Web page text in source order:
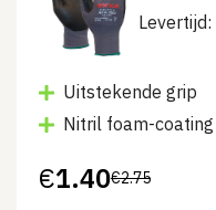
Levertijd:
Uitstekende grip
Nitril foam-coating
€2.75
€1.40